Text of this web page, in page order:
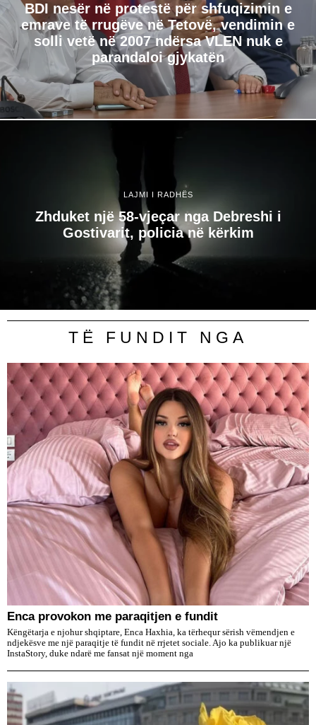
BDI nesër në protestë për shfuqizimin e
emrave të rrugëve në Tetovë, vendimin e
solli vetë në 2007 ndërsa VLEN nuk e
parandaloi gjykatën
LAJMI I RADHËS
Zhduket një 58-vjeçar nga Debreshi i
Gostivarit, policia në kërkim
TË FUNDIT NGA
Enca provokon me paraqitjen e fundit
Këngëtarja e njohur shqiptare, Enca Haxhia, ka tërhequr sërish vëmendjen e
ndjekësve me një paraqitje të fundit në rrjetet sociale. Ajo ka publikuar një
InstaStory, duke ndarë me fansat një moment nga